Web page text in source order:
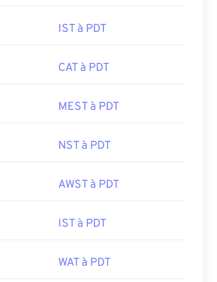
IST à PDT
CAT à PDT
MEST à PDT
NST à PDT
AWST à PDT
IST à PDT
WAT à PDT